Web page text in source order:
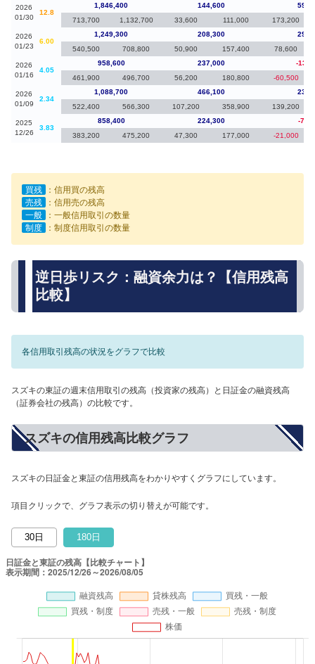
2026
01/30
12.8
1,846,400 144,600
713,700
1,132,700 33,600 111,000 173,200
2026
01/23
6.00
1,249,300 208,300
540,500
708,800 50,900 157,400 78,600
2026
01/16
4.05
958,600 237,000
-
461,900
496,700 56,200 180,800 -60,500
2026
01/09
2.34
1,088,700 466,100
522,400
566,300 107,200 358,900 139,200
2025
12/26
3.83
858,400 224,300
-
383,200
475,200 47,300 177,000 -21,000
買残
：信用買の残高
売残
：信用売の残高
一般
：一般信用取引の数量
制度
：制度信用取引の数量
逆日歩リスク：融資余力は？【信用残高
比較】
各信用取引残高の状況をグラフで比較
スズキの東証の週末信用取引の残高（投資家の残高）と日証金の融資残高
（証券会社の残高）の比較です。
スズキの信用残高比較グラフ
スズキの日証金と東証の信用残高をわかりやすくグラフにしています。
項目クリックで、グラフ表示の切り替えが可能です。
30日 180日